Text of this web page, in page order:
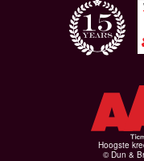
Hoogste
© Dun &